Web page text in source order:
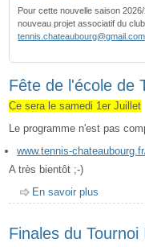
Pour cette nouvelle saison
nouveau projet associatif du
tennis.chateaubourg@gmail.com
Fête de l'école de
Ce sera le samedi 1er Juillet
Le programme n'est pas
www.tennis-
A très bientôt ;-)
En savoir plus
Finales du
Facture
toute demande de facture,